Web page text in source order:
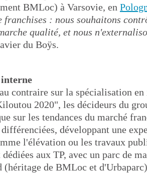
BMLoc) à Varsovie, en
franchises : nous souhaitons
qualité, et nous
du Boÿs.
contraire sur la spécialisation
2020", les décideurs du
sur les tendances du marché
développant une
l'élévation ou les travaux
dédiées aux TP, avec un parc de
(héritage de BMLoc et